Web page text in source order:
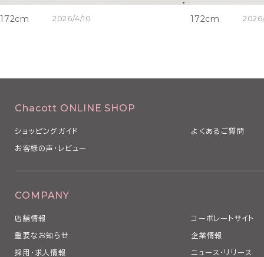
172cm 2026/4/10 172cm
Chacott ONLINE SHOP
ショッピングガイド よくあるご質問
お客様の声・レビュー
COMPANY
店舗情報 コーポレートサイト
重要なお知らせ 企業情報
採用・求人情報 ニュース・リリース